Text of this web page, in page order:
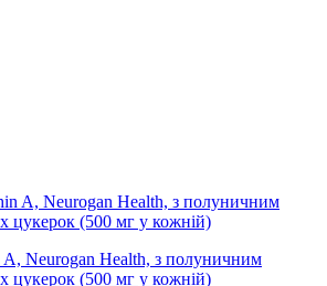
Neurogan Health, з полуничним
цукерок (500 мг у кожній)